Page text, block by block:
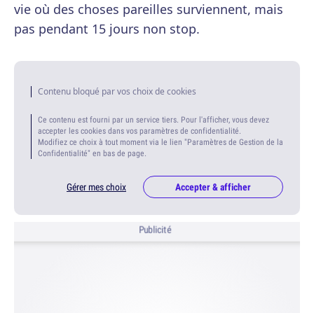
vie où des choses pareilles surviennent, mais
pas pendant 15 jours non stop.
Contenu bloqué par vos choix de cookies
Ce contenu est fourni par un service tiers. Pour l'afficher, vous devez
accepter les cookies dans vos paramètres de confidentialité.
Modifiez ce choix à tout moment via le lien "Paramètres de Gestion de la
Confidentialité" en bas de page.
Gérer mes choix Accepter & afficher
Publicité